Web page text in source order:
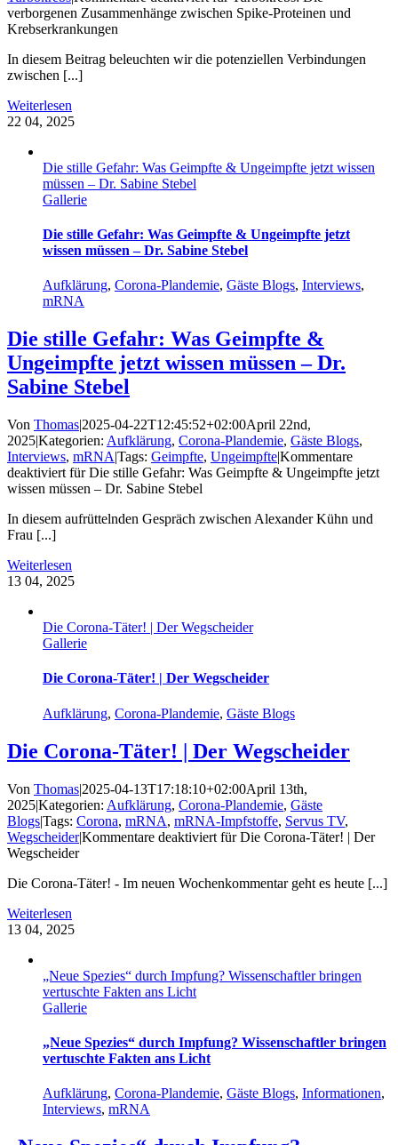
verborgenen Zusammenhänge zwischen Spike-Proteinen und
Krebserkrankungen
In diesem Beitrag beleuchten wir die potenziellen Verbindungen
zwischen [...]
Weiterlesen
22 04, 2025
Die stille Gefahr: Was Geimpfte & Ungeimpfte jetzt wissen
müssen – Dr. Sabine Stebel
Gallerie
Die stille Gefahr: Was Geimpfte & Ungeimpfte jetzt
wissen müssen – Dr. Sabine Stebel
Aufklärung, Corona-Plandemie, Gäste Blogs, Interviews,
mRNA
Die stille Gefahr: Was Geimpfte &
Ungeimpfte jetzt wissen müssen – Dr.
Sabine Stebel
Von Thomas|2025-04-22T12:45:52+02:00April 22nd,
2025|Kategorien: Aufklärung, Corona-Plandemie, Gäste Blogs,
Interviews, mRNA|Tags: Geimpfte, Ungeimpfte|Kommentare
deaktiviert für Die stille Gefahr: Was Geimpfte & Ungeimpfte jetzt
wissen müssen – Dr. Sabine Stebel
In diesem aufrüttelnden Gespräch zwischen Alexander Kühn und
Frau [...]
Weiterlesen
13 04, 2025
Die Corona-Täter! | Der Wegscheider
Gallerie
Die Corona-Täter! | Der Wegscheider
Aufklärung, Corona-Plandemie, Gäste Blogs
Die Corona-Täter! | Der Wegscheider
Von Thomas|2025-04-13T17:18:10+02:00April 13th,
2025|Kategorien: Aufklärung, Corona-Plandemie, Gäste
Blogs|Tags: Corona, mRNA, mRNA-Impfstoffe, Servus TV,
Wegscheider|Kommentare deaktiviert für Die Corona-Täter! | Der
Wegscheider
Die Corona-Täter! - Im neuen Wochenkommentar geht es heute [...]
Weiterlesen
13 04, 2025
„Neue Spezies“ durch Impfung? Wissenschaftler bringen
vertuschte Fakten ans Licht
Gallerie
„Neue Spezies“ durch Impfung? Wissenschaftler bringen
vertuschte Fakten ans Licht
Aufklärung, Corona-Plandemie, Gäste Blogs, Informationen,
Interviews, mRNA